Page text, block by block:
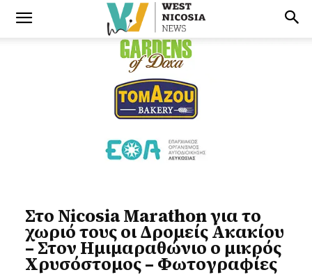
Στο Nicosia Marathon για το
χωριό τους οι Δρομείς Ακακίου
– Στον Ημιμαραθώνιο ο μικρός
Χρυσόστομος – Φωτογραφίες